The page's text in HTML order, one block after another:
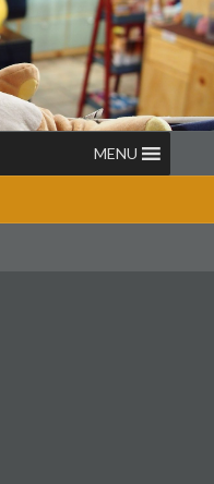
MENU